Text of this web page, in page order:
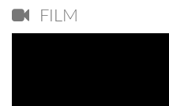
FILM